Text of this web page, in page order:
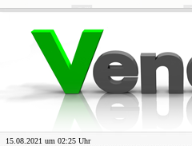
15.08.2021 um 02:25 Uhr